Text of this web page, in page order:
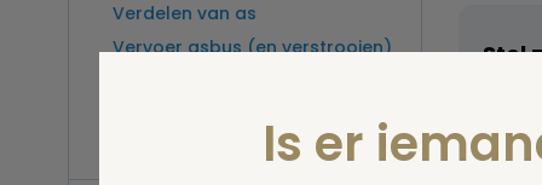
Verdelen van as
Vervoer asbus (en verstrooien)
Stel
Is er